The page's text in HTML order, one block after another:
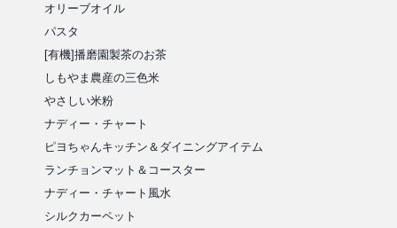
オリーブオイル
パスタ
[有機]播磨園製茶のお茶
しもやま農産の三色米
やさしい米粉
ナディー・チャート
ピヨちゃんキッチン＆ダイニングアイテム
ランチョンマット＆コースター
ナディー・チャート風水
シルクカーペット